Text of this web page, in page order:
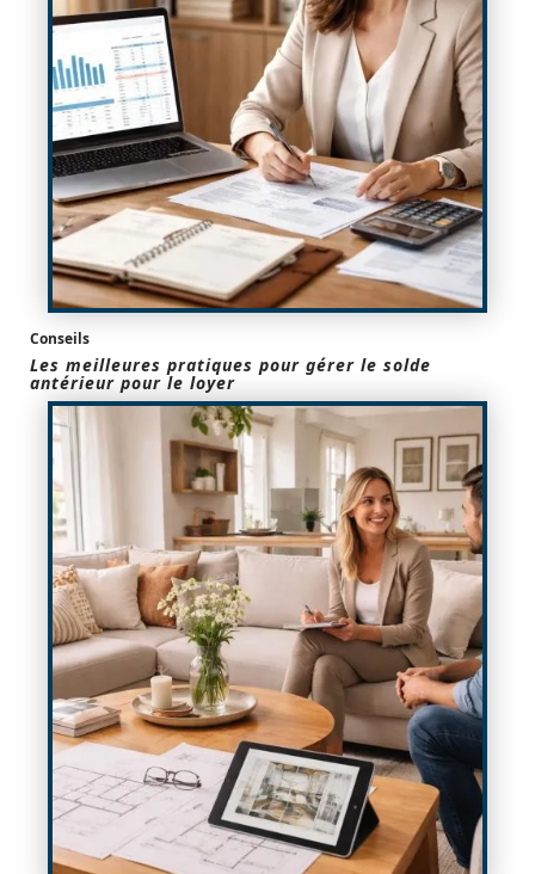
Conseils
Les meilleures pratiques pour gérer le solde
antérieur pour le loyer